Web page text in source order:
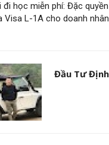
đi học miễn phí: Đặc
Visa L-1A cho doanh nhân
Đầu Tư